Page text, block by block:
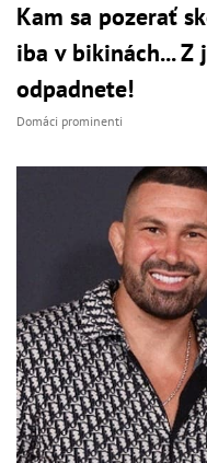
Kam sa pozerať
iba v bikinách...
odpadnete!
Domáci prominenti